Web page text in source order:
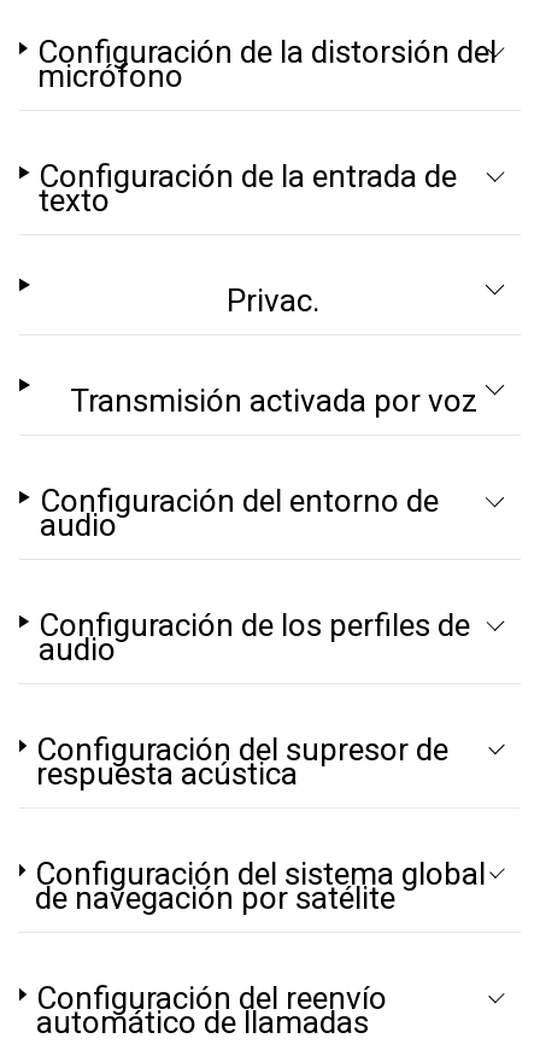
Configuración de la distorsión del
micrófono
Configuración de la entrada de
texto
Privac.
Transmisión activada por voz
Configuración del entorno de
audio
Configuración de los perfiles de
audio
Configuración del supresor de
respuesta acústica
Configuración del sistema global
de navegación por satélite
Configuración del reenvío
automático de llamadas